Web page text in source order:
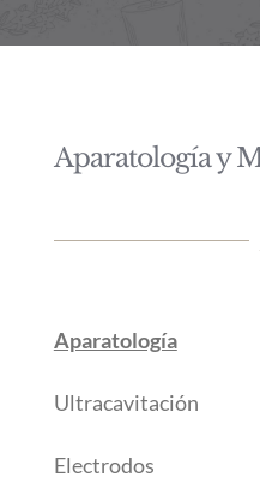
Aparatología y
Aparatología
Ultracavitación
Electrodos